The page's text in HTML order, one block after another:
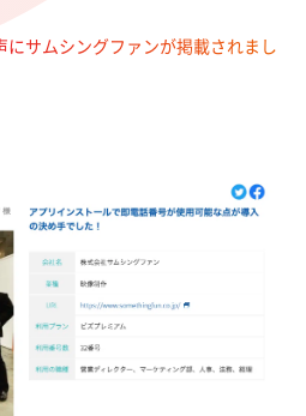
にサムシングファンが掲載されまし